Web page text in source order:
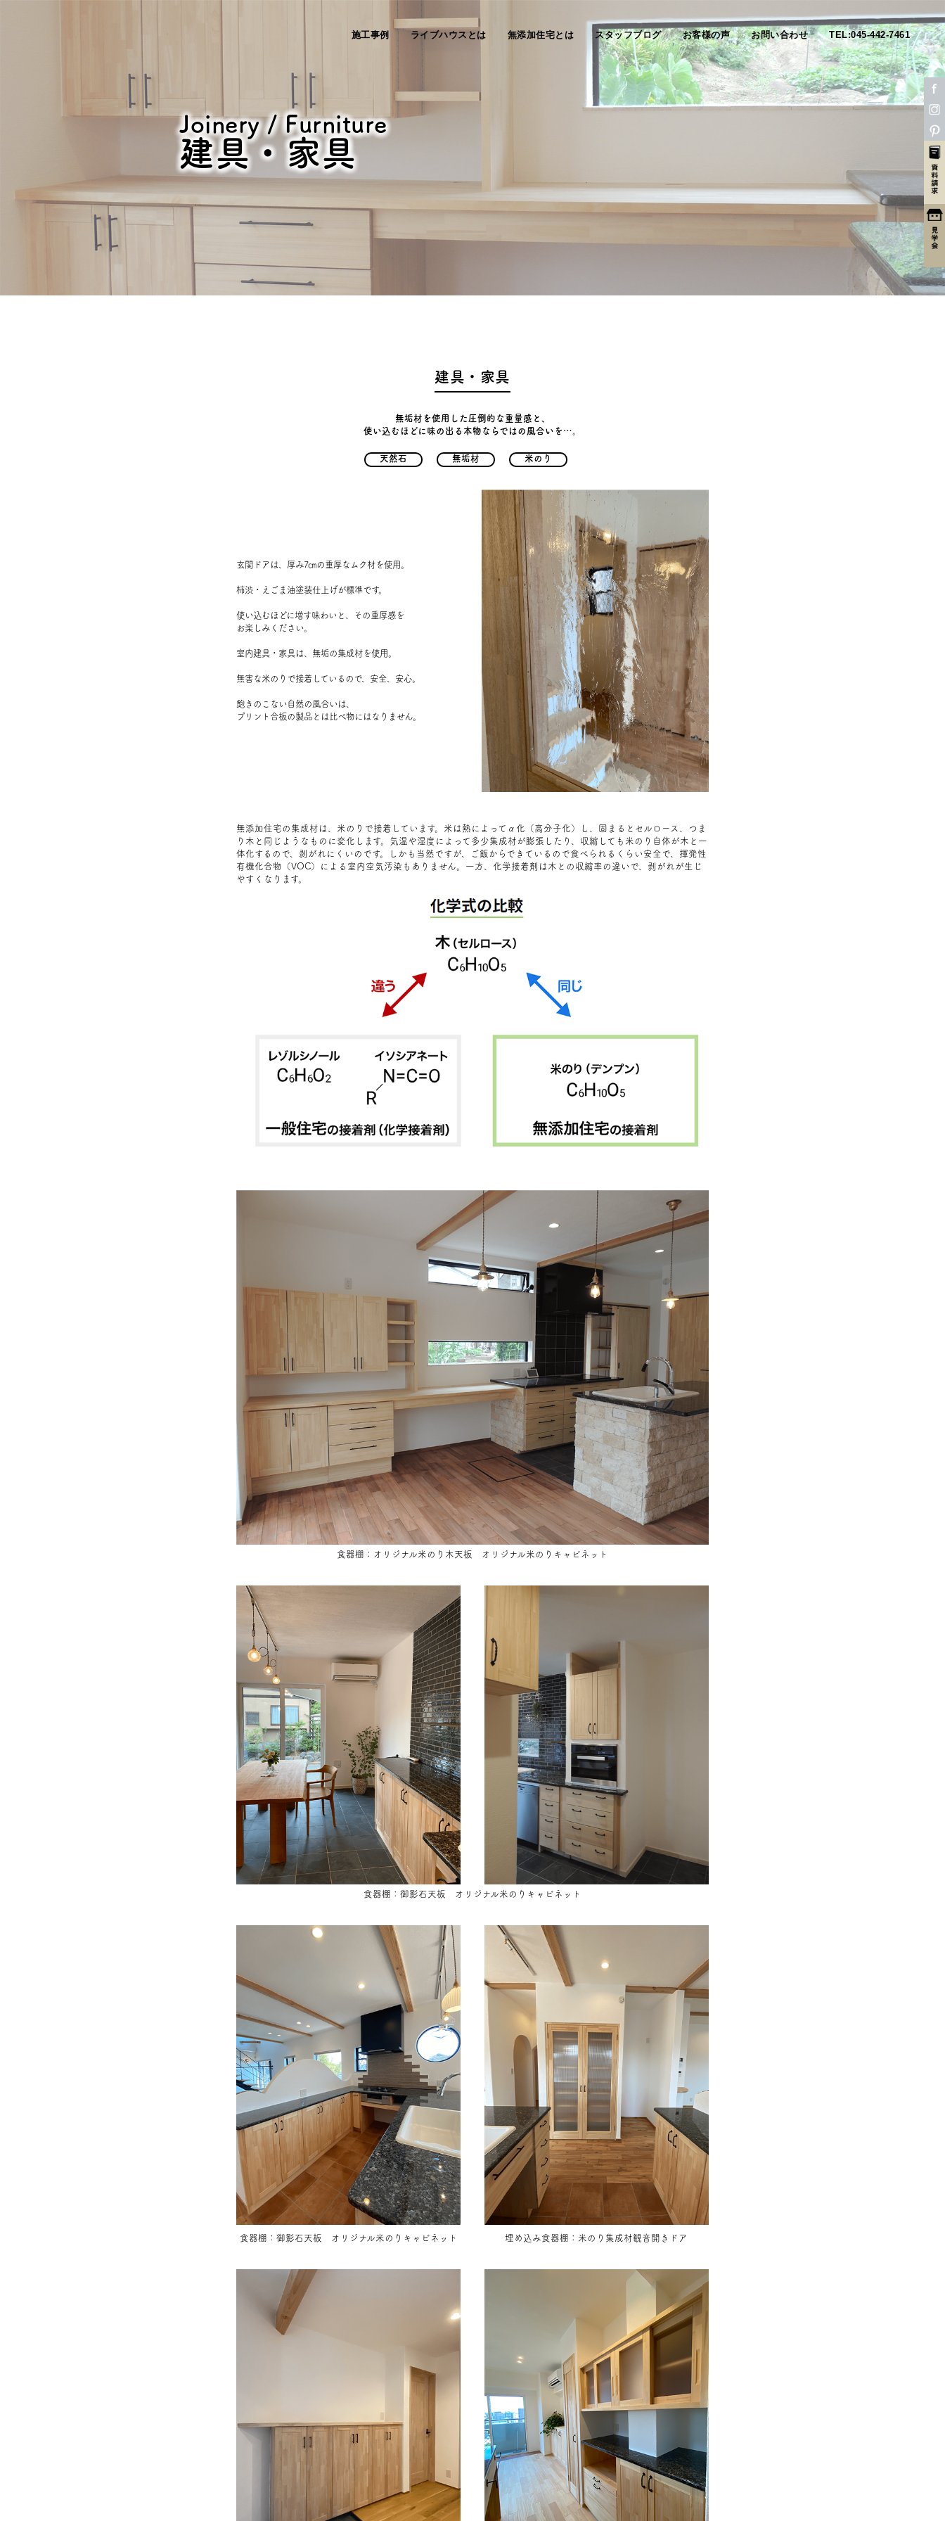
施工事例 ライブハウスとは 無添加住宅とは スタッフブログ お客様の声 お問い合わせ TEL:045-442-7461
Joinery / Furniture
建具・家具
建具・家具
無垢材を使用した圧倒的な重量感と、
使い込むほどに味の出る本物ならではの風合いを…。
天然石 無垢材 米のり
玄関ドアは、厚み7㎝の重厚なムク材を使用。
柿渋・えごま油塗装仕上げが標準です。
使い込むほどに増す味わいと、その重厚感を
お楽しみください。
室内建具・家具は、無垢の集成材を使用。
無害な米のりで接着しているので、安全、安心。
飽きのこない自然の風合いは、
プリント合板の製品とは比べ物にはなりません。
無添加住宅の集成材は、米のりで接着しています。米は熱によってα化（高分子化）し、固まるとセルロース、つま
り木と同じようなものに変化します。気温や湿度によって多少集成材が膨張したり、収縮しても米のり自体が木と一
体化するので、剥がれにくいのです。しかも当然ですが、ご飯からできているので食べられるくらい安全で、揮発性
有機化合物（VOC）による室内空気汚染もありません。一方、化学接着剤は木との収縮率の違いで、剥がれが生じ
やすくなります。
食器棚：オリジナル米のり木天板 オリジナル米のりキャビネット
食器棚：御影石天板 オリジナル米のりキャビネット
食器棚：御影石天板 オリジナル米のりキャビネット 埋め込み食器棚：米のり集成材観音開きドア